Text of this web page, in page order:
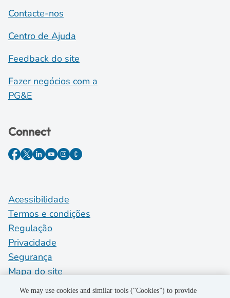
Contacte-nos
Centro de Ajuda
Feedback do site
Fazer negócios com a
PG&E
Connect
Acessibilidade
Termos e condições
Regulação
Privacidade
Segurança
Mapa do site
Do Not Sell My Personal Information
We may use cookies and similar tools (“Cookies”) to provide